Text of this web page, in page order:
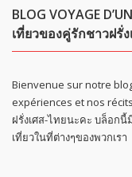
BLOG VOYAGE
เที่ยวของคู่รักชาวฝรั่ง
Bienvenue sur notre
expériences et nos
ฝรั่งเศส-ไทยนะคะ บล็อกนี้
เที่ยวในที่ต่างๆของพวกเรา